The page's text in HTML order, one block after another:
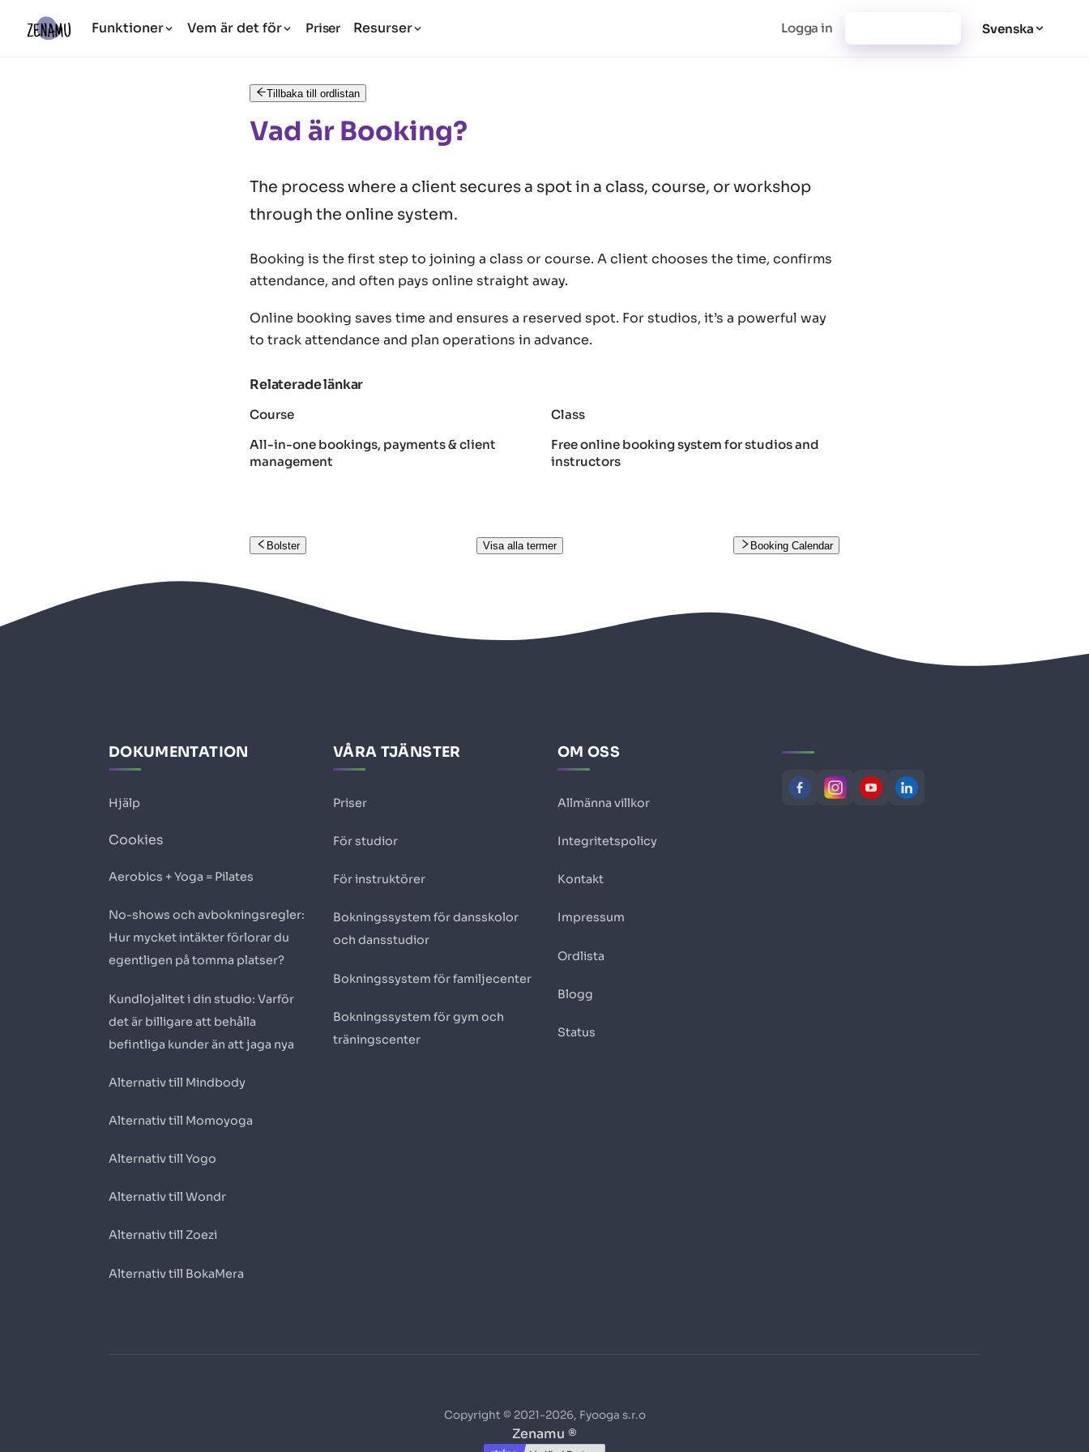
Funktioner Vem är det för Priser Resurser Logga in Svenska
Tillbaka till ordlistan
Vad är Booking?
The process where a client secures a spot in a class, course, or workshop
through the online system.
Booking is the first step to joining a class or course. A client chooses the time, confirms
attendance, and often pays online straight away.
Online booking saves time and ensures a reserved spot. For studios, it’s a powerful way
to track attendance and plan operations in advance.
Relaterade länkar
Course
Class
All-in-one bookings, payments & client
management
Free online booking system for studios and
instructors
Bolster Visa alla termer Booking Calendar
DOKUMENTATION
Hjälp
Cookies
Aerobics + Yoga = Pilates
No-shows och avbokningsregler:
Hur mycket intäkter förlorar du
egentligen på tomma platser?
Kundlojalitet i din studio: Varför
det är billigare att behålla
befintliga kunder än att jaga nya
Alternativ till Mindbody
Alternativ till Momoyoga
Alternativ till Yogo
Alternativ till Wondr
Alternativ till Zoezi
Alternativ till BokaMera
VÅRA TJÄNSTER
Priser
För studior
För instruktörer
Bokningssystem för dansskolor
och dansstudior
Bokningssystem för familjecenter
Bokningssystem för gym och
träningscenter
OM OSS
Allmänna villkor
Integritetspolicy
Kontakt
Impressum
Ordlista
Blogg
Status
Copyright © 2021-2026, Fyooga s.r.o
Zenamu ®